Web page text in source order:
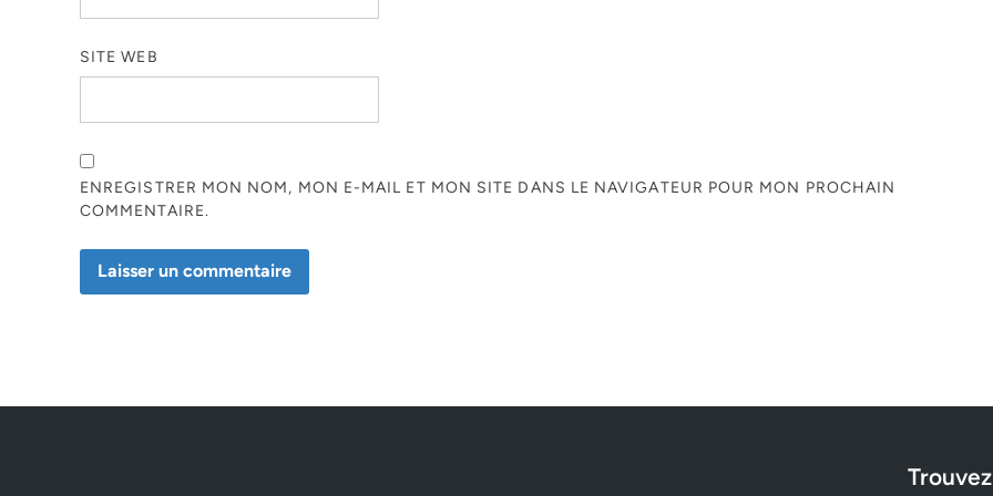
SITE WEB
ENREGISTRER MON NOM, MON E-MAIL ET MON SITE DANS LE NAVIGATEUR POUR MON PROCHAIN
COMMENTAIRE.